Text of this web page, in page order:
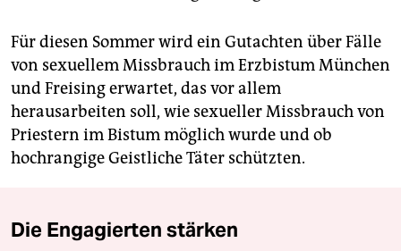
Für diesen Sommer wird ein Gutachten über Fälle
von sexuellem Missbrauch im Erzbistum München
und Freising erwartet, das vor allem
herausarbeiten soll, wie sexueller Missbrauch von
Priestern im Bistum möglich wurde und ob
hochrangige Geistliche Täter schützten.
Die Engagierten stärken